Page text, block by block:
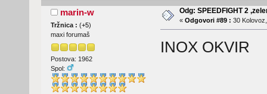
marin-w
Tržnica : (+5)
maxi forumaš
Postova: 1962
Spol:
Odg: SPEEDFIGHT 2
« Odgovori #89 : 30
INOX OKVIR